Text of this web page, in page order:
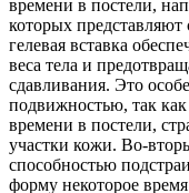
времени в постели,
которых
гелевая вставка
веса тела и
сдавливания. Это
подвижностью, так
времени в постели,
участки кожи. Во-
способностью
форму некоторое